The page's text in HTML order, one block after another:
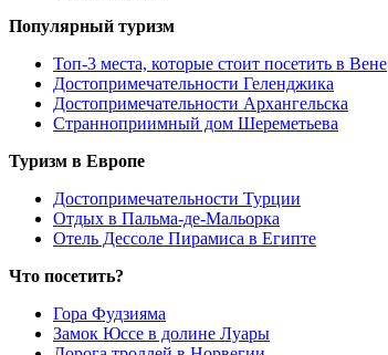
Популярный туризм
Топ-3 места, которые стоит посетить в Вене
Достопримечательности Геленджика
Достопримечательности Архангельска
Странноприимный дом Шереметьева
Туризм в Европе
Достопримечательности Турции
Отдых в Пальма-де-Мальорка
Отель Дессоле Пирамиса в Египте
Что посетить?
Гора Фудзияма
Замок Юссе в долине Луары